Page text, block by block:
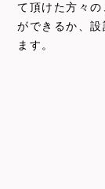
て頂けた方々
ができるか、
ます。